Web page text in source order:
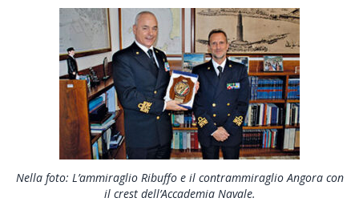
TURISMO
CULTURA
NAUTICA
EDITORIALI
Nella foto: L’ammiraglio Ribuffo e il contrammiraglio Angora con
il crest dell’Accademia Navale.